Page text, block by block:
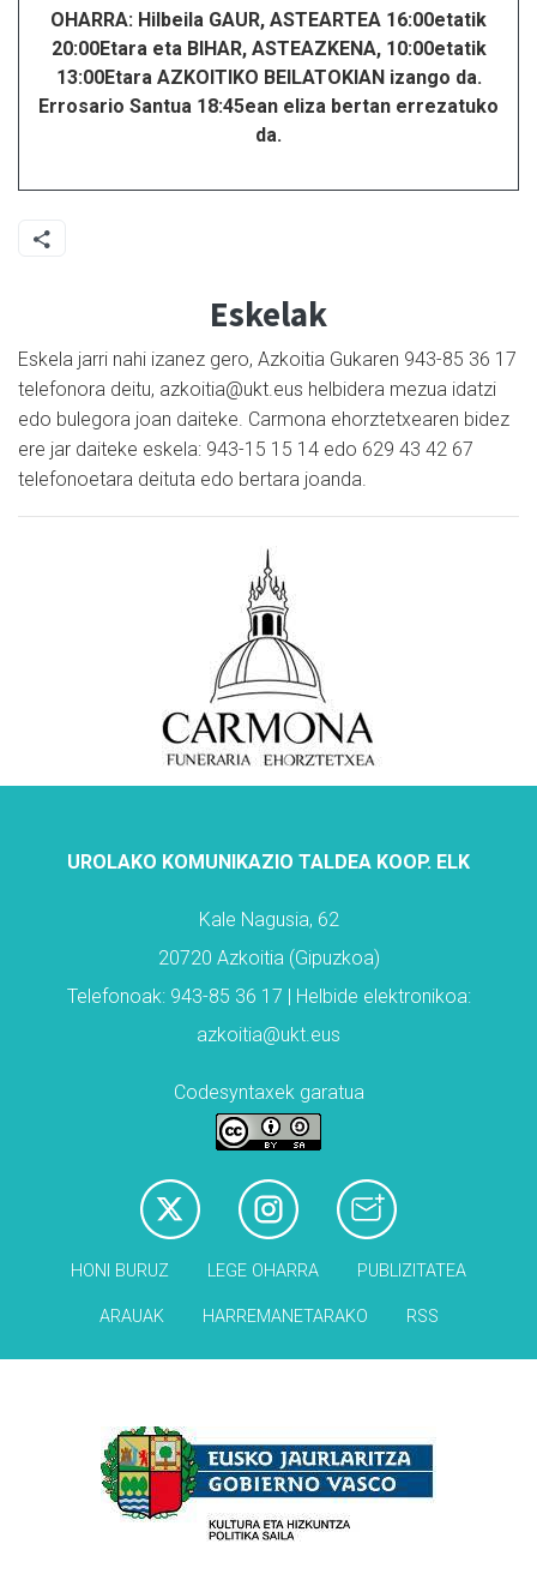
OHARRA: Hilbeila GAUR, ASTEARTEA 16:00etatik
20:00Etara eta BIHAR, ASTEAZKENA, 10:00etatik
13:00Etara AZKOITIKO BEILATOKIAN izango da.
Errosario Santua 18:45ean eliza bertan errezatuko
da.
Eskelak
Eskela jarri nahi izanez gero, Azkoitia Gukaren 943-85 36 17
telefonora deitu, azkoitia@ukt.eus helbidera mezua idatzi
edo bulegora joan daiteke. Carmona ehorztetxearen bidez
ere jar daiteke eskela: 943-15 15 14 edo 629 43 42 67
telefonoetara deituta edo bertara joanda.
UROLAKO KOMUNIKAZIO TALDEA KOOP. ELK
Kale Nagusia, 62
20720 Azkoitia (Gipuzkoa)
Telefonoak: 943-85 36 17 | Helbide elektronikoa:
azkoitia@ukt.eus
Codesyntaxek garatua
HONI BURUZ LEGE OHARRA PUBLIZITATEA
ARAUAK HARREMANETARAKO RSS